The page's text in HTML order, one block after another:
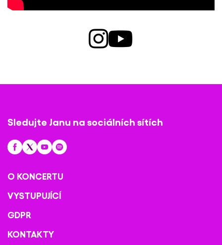
Sledujte Janu na sociálních sítích
O KONCERTU
VYSTUPUJÍCÍ
GDPR
KONTAKTY